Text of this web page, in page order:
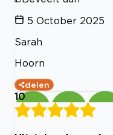
5 October 2025
Sarah
Hoorn
delen
10